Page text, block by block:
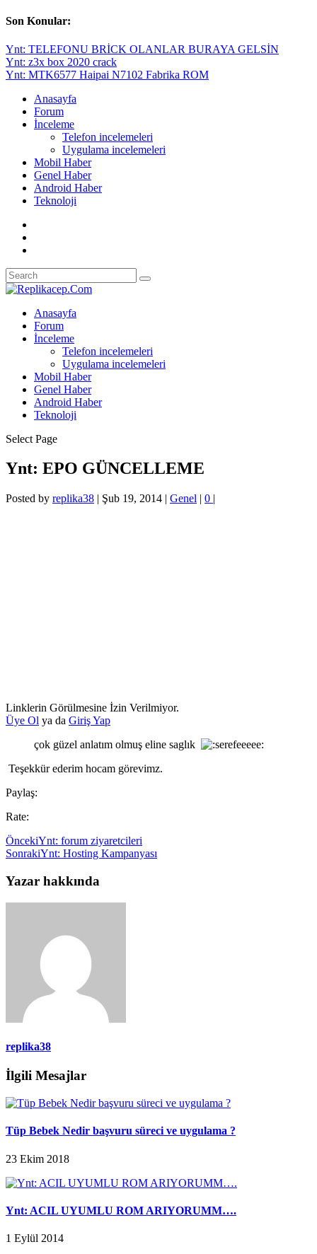
Son Konular:
Ynt: TELEFONU BRİCK OLANLAR BURAYA GELSİN
Ynt: z3x box 2020 crack
Ynt: MTK6577 Haipai N7102 Fabrika ROM
Anasayfa
Forum
İnceleme
Telefon incelemeleri
Uygulama incelemeleri
Mobil Haber
Genel Haber
Android Haber
Teknoloji
Anasayfa
Forum
İnceleme
Telefon incelemeleri
Uygulama incelemeleri
Mobil Haber
Genel Haber
Android Haber
Teknoloji
Select Page
Ynt: EPO GÜNCELLEME
Posted by replika38 | Şub 19, 2014 | Genel | 0 |
Linklerin Görülmesine İzin Verilmiyor.
Üye Ol ya da Giriş Yap
çok güzel anlatım olmuş eline saglık
Teşekkür ederim hocam görevimz.
Paylaş:
Rate:
ÖncekiYnt: forum ziyaretcileri
SonrakiYnt: Hosting Kampanyası
Yazar hakkında
replika38
İlgili Mesajlar
Tüp Bebek Nedir başvuru süreci ve uygulama ?
23 Ekim 2018
Ynt: ACIL UYUMLU ROM ARIYORUMM….
1 Eylül 2014